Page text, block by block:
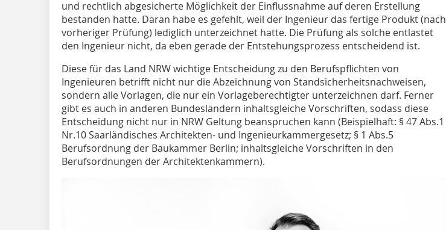
und rechtlich abgesicherte Möglichkeit der Einflussnahme auf deren Erstellung
bestanden hatte. Daran habe es gefehlt, weil der Ingenieur das fertige Produkt (nach
vorheriger Prüfung) lediglich unterzeichnet hatte. Die Prüfung als solche entlastet
den Ingenieur nicht, da eben gerade der Entstehungsprozess entscheidend ist.
Diese für das Land NRW wichtige Entscheidung zu den Berufspflichten von
Ingenieuren betrifft nicht nur die Abzeichnung von Standsicherheitsnachweisen,
sondern alle Vorlagen, die nur ein Vorlageberechtigter unterzeichnen darf. Ferner
gibt es auch in anderen Bundesländern inhaltsgleiche Vorschriften, sodass diese
Entscheidung nicht nur in NRW Geltung beanspruchen kann (Beispielhaft: § 47 Abs.1
Nr.10 Saarländisches Architekten- und Ingenieurkammergesetz; § 1 Abs.5
Berufsordnung der Baukammer Berlin; inhaltsgleiche Vorschriften in den
Berufsordnungen der Architektenkammern).